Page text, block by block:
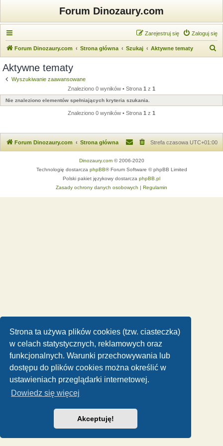
Strona ta używa plików cookies (tzw. ciasteczka)
w celach statystycznych, reklamowych oraz
funkcjonalnych. Warunki przechowywania lub
dostępu do plików cookies można określić w
ustawieniach przeglądarki internetowej.
Dowiedz się więcej
Akceptuję!
Forum Dinozaury.com
Zaloguj się
Zarejestruj się
Forum Dinozaury.com Strona główna Szukaj Aktywne tematy
a
j
Aktywne tematy
Wyszukiwanie zaawansowane
Znaleziono 0 wyników • Strona 1 z 1
Nie znaleziono elementów spełniających kryteria szukania.
Znaleziono 0 wyników • Strona 1 z 1
Forum Dinozaury.com Strona główna Strefa czasowa UTC+01:00
Dinozaury.com© 2006-2020
Technologię dostarcza phpBB® Forum Software © phpBB Limited
Polski pakiet językowy dostarcza phpBB.pl
Zasady ochrony danych osobowych | Regulamin